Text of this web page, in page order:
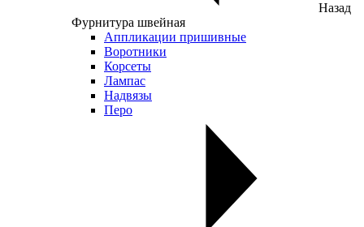
Назад
Фурнитура швейная
Аппликации пришивные
Воротники
Корсеты
Лампас
Надвязы
Перо